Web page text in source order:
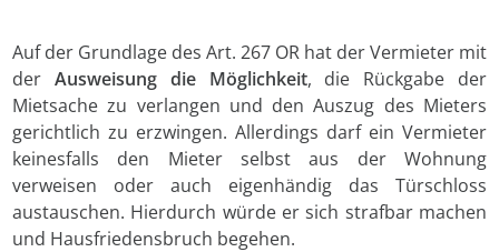
Auf der Grundlage des Art. 267 OR hat der Vermieter mit
der Ausweisung die Möglichkeit, die Rückgabe der
Mietsache zu verlangen und den Auszug des Mieters
gerichtlich zu erzwingen. Allerdings darf ein Vermieter
keinesfalls den Mieter selbst aus der Wohnung
verweisen oder auch eigenhändig das Türschloss
austauschen. Hierdurch würde er sich strafbar machen
und Hausfriedensbruch begehen.